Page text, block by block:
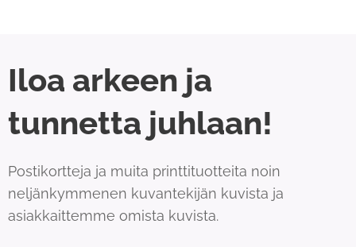
Iloa arkeen ja
tunnetta juhlaan!
Postikortteja ja muita printtituotteita noin
neljänkymmenen kuvantekijän kuvista ja
asiakkaittemme omista kuvista.